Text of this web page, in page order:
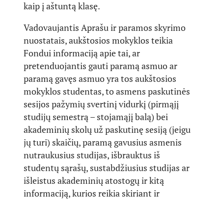
kaip į aštuntą klasę.
Vadovaujantis Aprašu ir paramos skyrimo
nuostatais, aukštosios mokyklos teikia
Fondui informaciją apie tai, ar
pretenduojantis gauti paramą asmuo ar
paramą gavęs asmuo yra tos aukštosios
mokyklos studentas, to asmens paskutinės
sesijos pažymių svertinį vidurkį (pirmąjį
studijų semestrą – stojamąjį balą) bei
akademinių skolų už paskutinę sesiją (jeigu
jų turi) skaičių, paramą gavusius asmenis
nutraukusius studijas, išbrauktus iš
studentų sąrašų, sustabdžiusius studijas ar
išleistus akademinių atostogų ir kitą
informaciją, kurios reikia skiriant ir